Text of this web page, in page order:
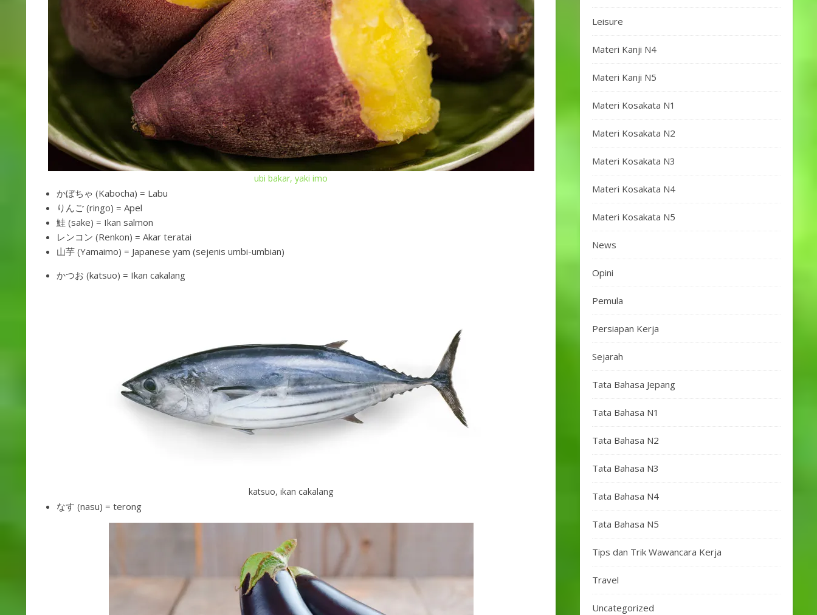
ubi bakar, yaki imo
かぼちゃ (Kabocha) = Labu
りんご (ringo) = Apel
鮭 (sake) = Ikan salmon
レンコン (Renkon) = Akar teratai
山芋 (Yamaimo) = Japanese yam (sejenis umbi-umbian)
かつお (katsuo) = Ikan cakalang
katsuo, ikan cakalang
なす (nasu) = terong
Leisure
Materi Kanji N4
Materi Kanji N5
Materi Kosakata N1
Materi Kosakata N2
Materi Kosakata N3
Materi Kosakata N4
Materi Kosakata N5
News
Opini
Pemula
Persiapan Kerja
Sejarah
Tata Bahasa Jepang
Tata Bahasa N1
Tata Bahasa N2
Tata Bahasa N3
Tata Bahasa N4
Tata Bahasa N5
Tips dan Trik Wawancara Kerja
Travel
Uncategorized